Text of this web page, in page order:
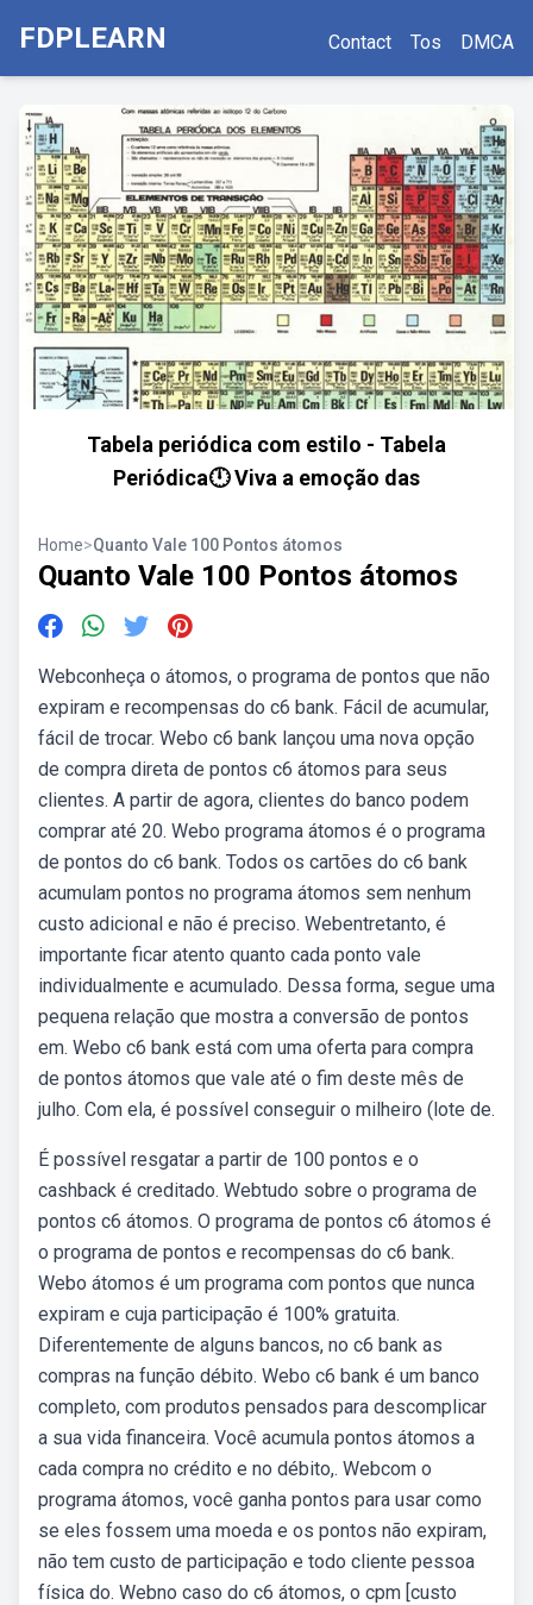
FDPLEARN Contact Tos DMCA
Tabela periódica com estilo - Tabela
Periódica🕛 Viva a emoção das
Home>Quanto Vale 100 Pontos átomos
Quanto Vale 100 Pontos átomos
Webconheça o átomos, o programa de pontos que não
expiram e recompensas do c6 bank. Fácil de acumular,
fácil de trocar. Webo c6 bank lançou uma nova opção
de compra direta de pontos c6 átomos para seus
clientes. A partir de agora, clientes do banco podem
comprar até 20. Webo programa átomos é o programa
de pontos do c6 bank. Todos os cartões do c6 bank
acumulam pontos no programa átomos sem nenhum
custo adicional e não é preciso. Webentretanto, é
importante ficar atento quanto cada ponto vale
individualmente e acumulado. Dessa forma, segue uma
pequena relação que mostra a conversão de pontos
em. Webo c6 bank está com uma oferta para compra
de pontos átomos que vale até o fim deste mês de
julho. Com ela, é possível conseguir o milheiro (lote de.
É possível resgatar a partir de 100 pontos e o
cashback é creditado. Webtudo sobre o programa de
pontos c6 átomos. O programa de pontos c6 átomos é
o programa de pontos e recompensas do c6 bank.
Webo átomos é um programa com pontos que nunca
expiram e cuja participação é 100% gratuita.
Diferentemente de alguns bancos, no c6 bank as
compras na função débito. Webo c6 bank é um banco
completo, com produtos pensados para descomplicar
a sua vida financeira. Você acumula pontos átomos a
cada compra no crédito e no débito,. Webcom o
programa átomos, você ganha pontos para usar como
se eles fossem uma moeda e os pontos não expiram,
não tem custo de participação e todo cliente pessoa
física do. Webno caso do c6 átomos, o cpm [custo